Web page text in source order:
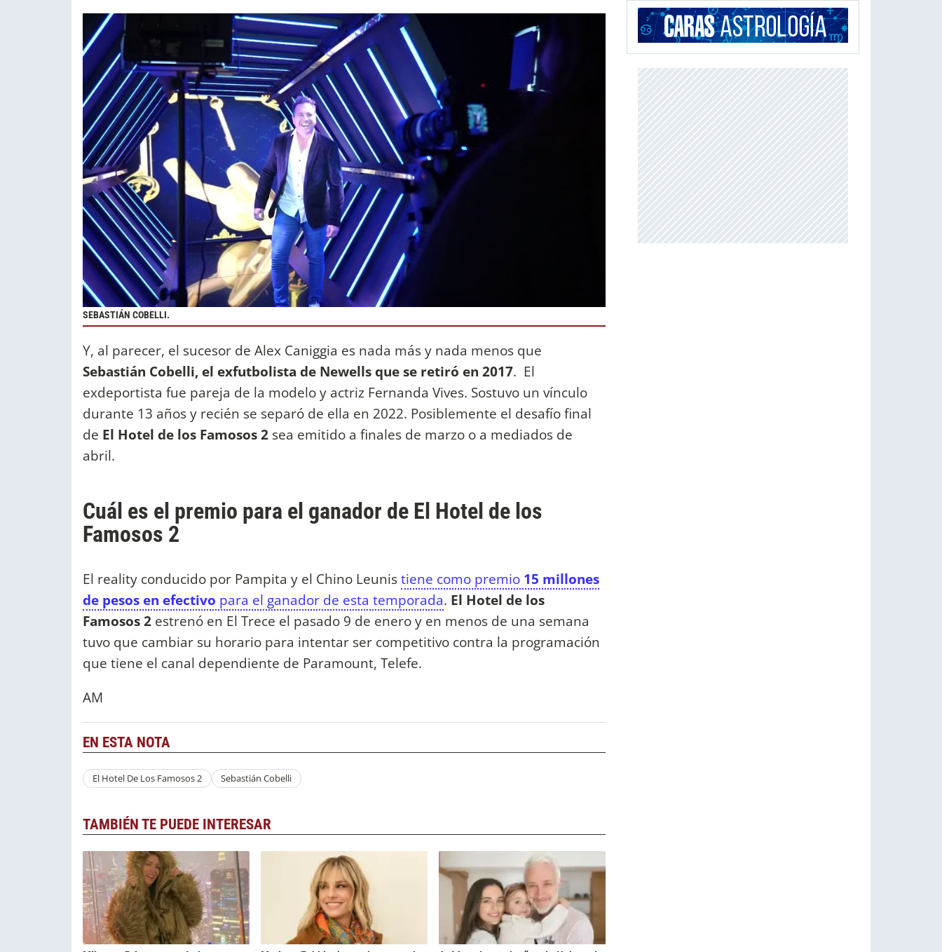
SEBASTIÁN COBELLI.
Y, al parecer, el sucesor de Alex Caniggia es nada más y nada menos que
Sebastián Cobelli, el exfutbolista de Newells que se retiró en 2017. El
exdeportista fue pareja de la modelo y actriz Fernanda Vives. Sostuvo un vínculo
durante 13 años y recién se separó de ella en 2022. Posiblemente el desafío final
de El Hotel de los Famosos 2 sea emitido a finales de marzo o a mediados de
abril.
Cuál es el premio para el ganador de El Hotel de los
Famosos 2
El reality conducido por Pampita y el Chino Leunistiene como premio 15 millones
de pesos en efectivo para el ganador de esta temporada. El Hotel de los
Famosos 2 estrenó en El Trece el pasado 9 de enero y en menos de una semana
tuvo que cambiar su horario para intentar ser competitivo contra la programación
que tiene el canal dependiente de Paramount, Telefe.
AM
EN ESTA NOTA
El Hotel De Los Famosos 2 Sebastián Cobelli
TAMBIÉN TE PUEDE INTERESAR